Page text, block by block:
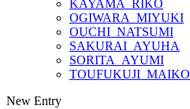
KAYAMA_RIKO
OGIWARA_MIYUKI
OUCHI_NATSUMI
SAKURAI_AYUHA
SORITA_AYUMI
TOUFUKUJI_MAIKO
New Entry